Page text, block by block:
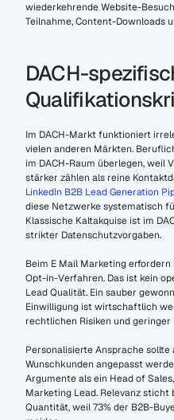
wiederkehrende Website-
Teilnahme, Content-Downloads
DACH-
Im DACH-Markt funktioniert
vielen anderen Märkten.
im DACH-Raum überlegen, weil
LinkedIn B2B Lead Generation
diese Netzwerke systematisch
Klassische Kaltakquise ist im
strikter Datenschutzvorgaben.
Beim E Mail Marketing
Opt-in-Verfahren. Das ist kein
Lead Qualität. Ein sauber
Einwilligung ist wirtschaftlich
rechtlichen Risiken und geringer
Personalisierte Ansprache
Wunschkunden angepasst
Argumente als ein Head of
Marketing Lead. Relevanz
Quantität, weil 73% der B2B-